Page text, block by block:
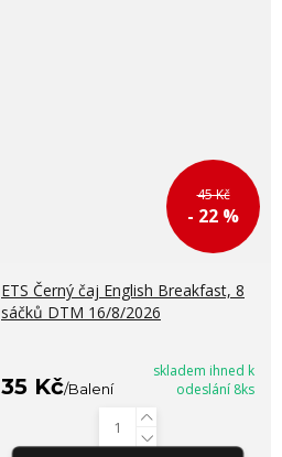
45 Kč
- 22 %
ETS Černý čaj English Breakfast, 8
sáčků DTM 16/8/2026
35 Kč/Balení
skladem ihned k
odeslání 8ks